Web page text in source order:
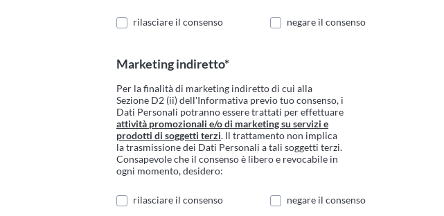
rilasciare il consenso negare il consenso
Marketing indiretto*
Per la finalità di marketing indiretto di cui alla
Sezione D2 (ii) dell'Informativa previo tuo consenso, i
Dati Personali potranno essere trattati per effettuare
attività promozionali e/o di marketing su servizi e
prodotti di soggetti terzi. Il trattamento non implica
la trasmissione dei Dati Personali a tali soggetti terzi.
Consapevole che il consenso è libero e revocabile in
ogni momento, desidero:
rilasciare il consenso negare il consenso